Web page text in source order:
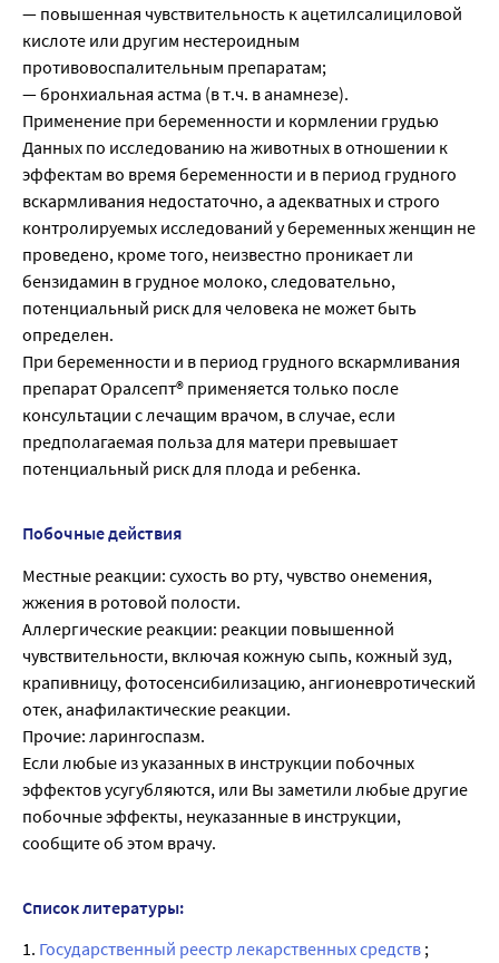
— повышенная чувствительность к ацетилсалициловой
кислоте или другим нестероидным
противовоспалительным препаратам;
— бронхиальная астма (в т.ч. в анамнезе).
Применение при беременности и кормлении грудью
Данных по исследованию на животных в отношении к
эффектам во время беременности и в период грудного
вскармливания недостаточно, а адекватных и строго
контролируемых исследований у беременных женщин не
проведено, кроме того, неизвестно проникает ли
бензидамин в грудное молоко, следовательно,
потенциальный риск для человека не может быть
определен.
При беременности и в период грудного вскармливания
препарат Оралсепт® применяется только после
консультации с лечащим врачом, в случае, если
предполагаемая польза для матери превышает
потенциальный риск для плода и ребенка.
Побочные действия
Местные реакции: сухость во рту, чувство онемения,
жжения в ротовой полости.
Аллергические реакции: реакции повышенной
чувствительности, включая кожную сыпь, кожный зуд,
крапивницу, фотосенсибилизацию, ангионевротический
отек, анафилактические реакции.
Прочие: ларингоспазм.
Если любые из указанных в инструкции побочных
эффектов усугубляются, или Вы заметили любые другие
побочные эффекты, неуказанные в инструкции,
сообщите об этом врачу.
Список литературы:
1. Государственный реестр лекарственных средств ;